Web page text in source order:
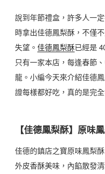
說到年節禮盒，許多人一
時拿出佳德鳳梨酥，不僅
失望。 佳德鳳梨酥已經是
只有一家本店，每逢春節
龍。小編今天來介紹佳德
證每樣都好吃，真的是完
【佳德鳳梨酥】原味
佳德的鎮店之寶原味鳳梨
外皮香酥美味，內餡散發